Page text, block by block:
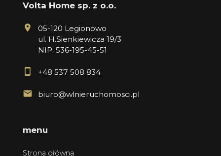
Volta Home sp. z o.o.
05-120 Legionowo
ul. H.Sienkiewicza 19/3
NIP: 536-195-45-51
+48 537 508 834
biuro@wlnieruchomosci.pl
menu
Strona główna